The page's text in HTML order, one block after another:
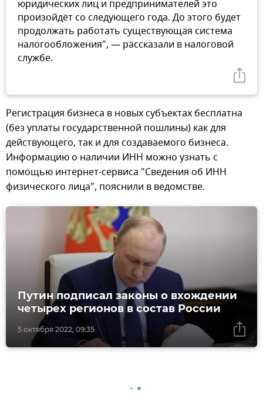
юридических лиц и предпринимателей это
произойдёт со следующего года. До этого будет
продолжать работать существующая система
налогообложения", — рассказали в налоговой
службе.
Регистрация бизнеса в новых субъектах бесплатна
(без уплаты государственной пошлины) как для
действующего, так и для создаваемого бизнеса.
Информацию о наличии ИНН можно узнать с
помощью интернет-сервиса "Сведения об ИНН
физического лица", пояснили в ведомстве.
5 октября 2022, 09:35
Путин подписал законы о вхождении
четырех регионов в состав России